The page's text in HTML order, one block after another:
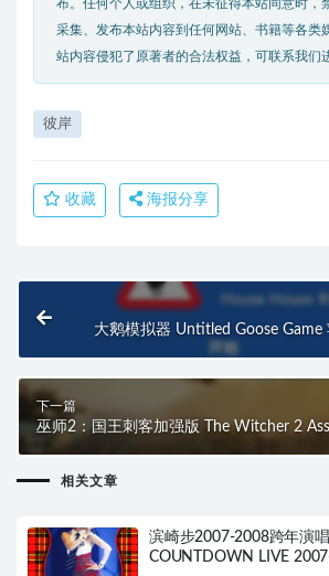
布。任何个人或组织，在未征得本站同意时，
采集、发布本站内容到任何网站、书籍等各类
站内容侵犯了原著者的合法权益，可联系我们
彼岸
收藏 海报分享
大鹅模拟器 Untitled Goose Game
下一篇
巫师2：国王刺客加强版 The Witcher 2
相关文章
滨崎步2007-2008跨年演
COUNTDOWN LIVE